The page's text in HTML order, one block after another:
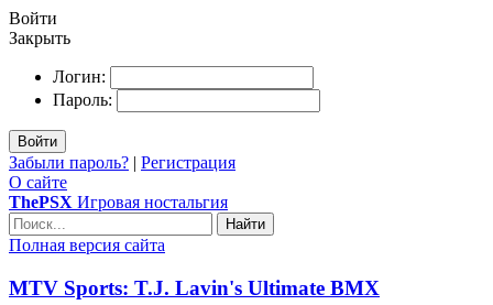
Войти
Закрыть
Логин:
Пароль:
Войти
Забыли пароль? | Регистрация
О сайте
ThePSX Игровая ностальгия
Найти
Полная версия сайта
MTV Sports: T.J. Lavin's Ultimate BMX